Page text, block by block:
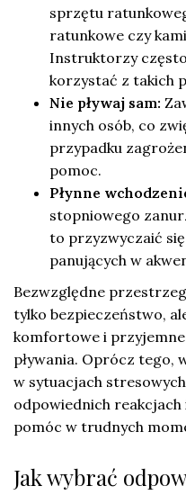
sprzętu
ratunkowe czy
Instruktorzy
korzystać z takich
Nie pływaj sam:
innych osób, co
przypadku
pomoc.
Płynne
stopniowego
to przyzwyczaić
panujących w
Bezwzględne
tylko bezpieczeństwo,
komfortowe i
pływania. Oprócz tego,
w sytuacjach
odpowiednich reakcjach
pomóc w trudnych
Jak wybrać